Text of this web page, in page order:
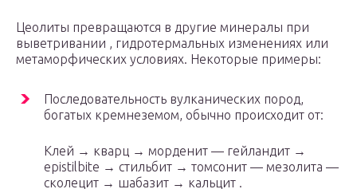
Цеолиты превращаются в другие минералы при
выветривании , гидротермальных изменениях или
метаморфических условиях. Некоторые примеры:
Последовательность вулканических пород,
богатых кремнеземом, обычно происходит от:
Клей → кварц → морденит — гейландит →
epistilbite → стильбит → томсонит — мезолита —
сколецит → шабазит → кальцит .